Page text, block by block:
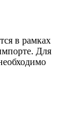
в рамках
Для